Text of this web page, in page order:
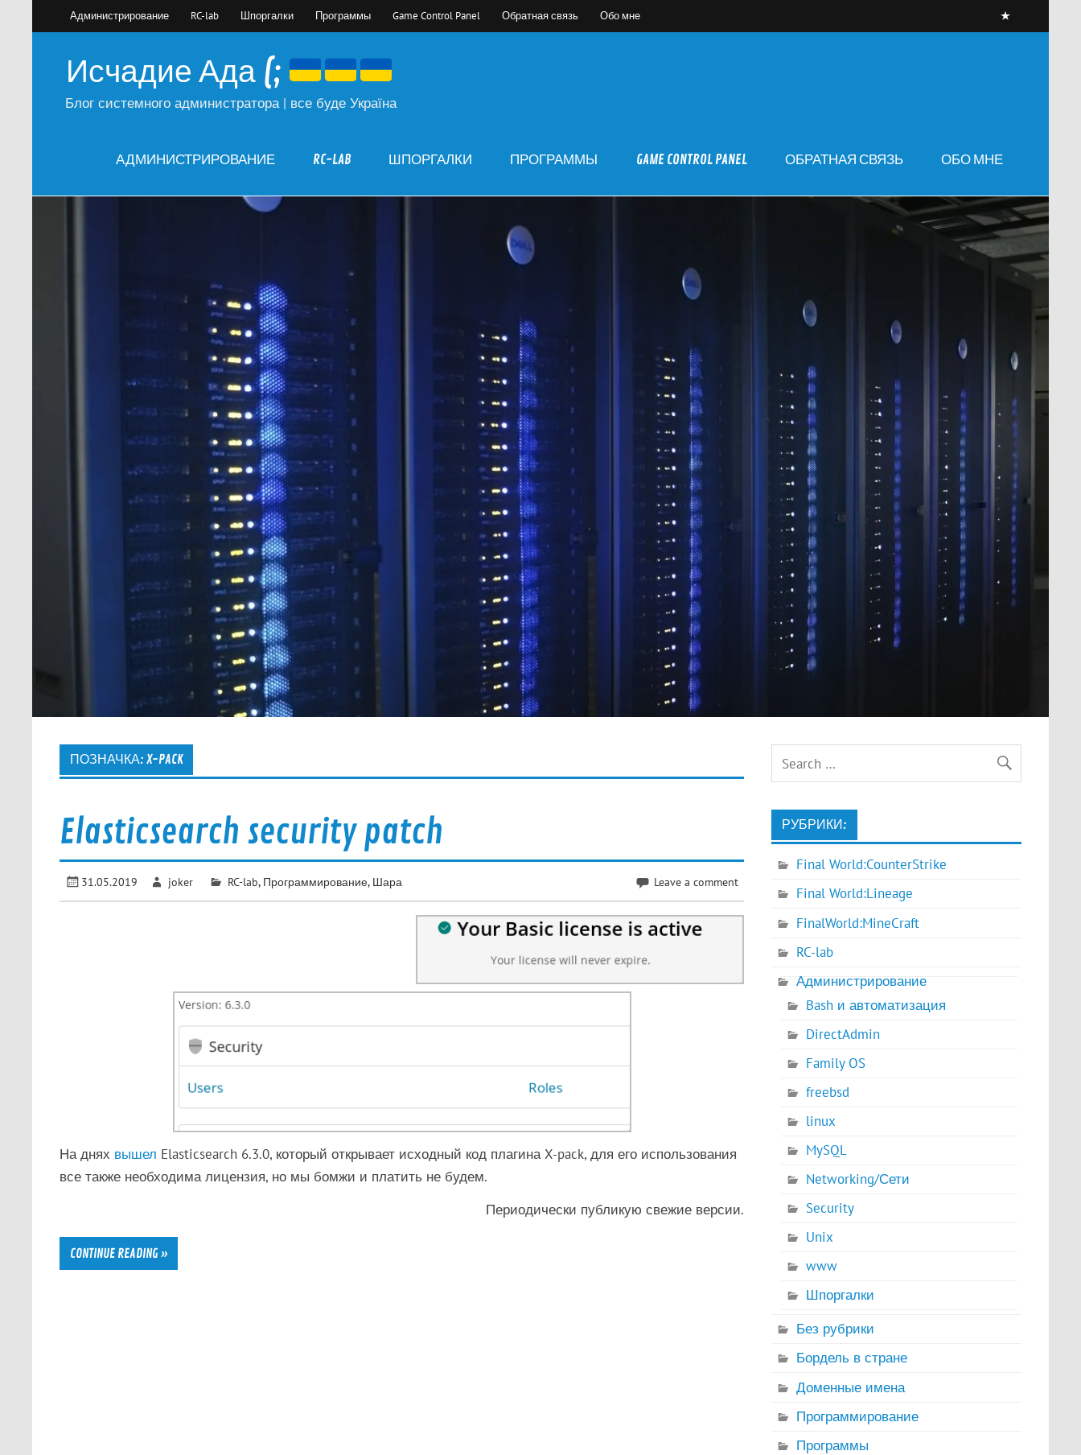
content
Администрирование RC-lab Шпоргалки Программы Game Control Panel Обратная связь Обо мне
Исчадие Ада (;
Блог системного администратора | все буде Україна
АДМИНИСТРИРОВАНИЕ RC-LAB ШПОРГАЛКИ ПРОГРАММЫ GAME CONTROL PANEL ОБРАТНАЯ СВЯЗЬ ОБО МНЕ
ПОЗНАЧКА: X-PACK
Elasticsearch security patch
31.05.2019 joker RC-lab, Программирование, Шара Leave a comment
На днях вышел Elasticsearch 6.3.0, который открывает исходный код плагина X-pack, для его использования
все также необходима лицензия, но мы бомжи и платить не будем.
Периодически публикую свежие версии.
CONTINUE READING »
РУБРИКИ:
Final World:CounterStrike
Final World:Lineage
FinalWorld:MineCraft
RC-lab
Администрирование
Bash и автоматизация
DirectAdmin
Family OS
freebsd
linux
MySQL
Networking/Сети
Security
Unix
www
Шпоргалки
Без рубрики
Бордель в стране
Доменные имена
Программирование
Программы